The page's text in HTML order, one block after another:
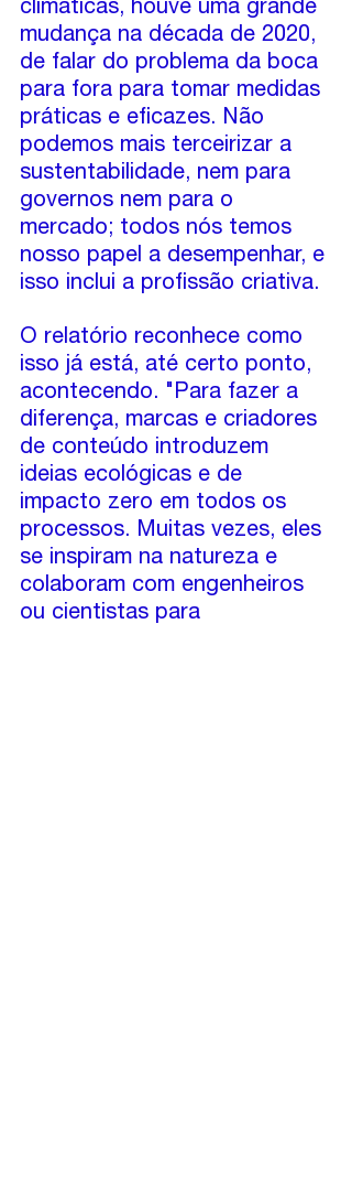
climáticas, houve uma grande
mudança na década de 2020,
de falar do problema da boca
para fora para tomar medidas
práticas e eficazes. Não
podemos mais terceirizar a
sustentabilidade, nem para
governos nem para o
mercado; todos nós temos
nosso papel a desempenhar, e
isso inclui a profissão criativa.
O relatório reconhece como
isso já está, até certo ponto,
acontecendo. "Para fazer a
diferença, marcas e criadores
de conteúdo introduzem
ideias ecológicas e de
impacto zero em todos os
processos. Muitas vezes, eles
se inspiram na natureza e
colaboram com engenheiros
ou cientistas para